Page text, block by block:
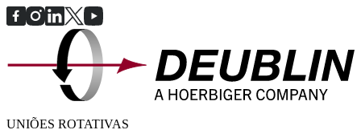
UNIÕES ROTATIVAS